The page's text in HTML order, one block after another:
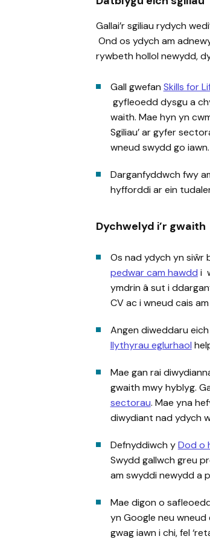
Gallai’r sgiliau rydych
Ond os ydych am
rywbeth hollol newydd,
Gall gwefan Skills for
gyfleoedd dysgu a
waith. Mae hyn yn
Sgiliau’ ar gyfer
wneud swydd go iawn.
Darganfyddwch fwy
hyfforddi ar ein
Dychwelyd i’r gwaith
Os nad ydych yn siŵr
pedwar cam hawdd i
ymdrin â sut i
CV ac i wneud cais
Angen diweddaru
llythyrau eglurhaol
Mae gan rai
gwaith mwy hyblyg.
sectorau. Mae yna
diwydiant nad ydych
Defnyddiwch yDod o
Swydd gallwch greu
am swyddi newydd a
Mae digon o
yn Google neu
gwag iawn i chi, fel